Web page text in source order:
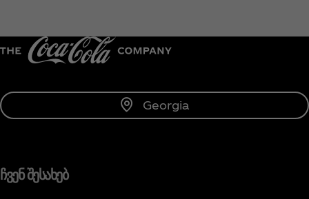
Georgia
ჩვენ შესახებ